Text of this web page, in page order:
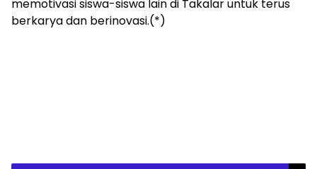
memotivasi siswa-siswa lain di Takalar untuk terus
berkarya dan berinovasi.(*)